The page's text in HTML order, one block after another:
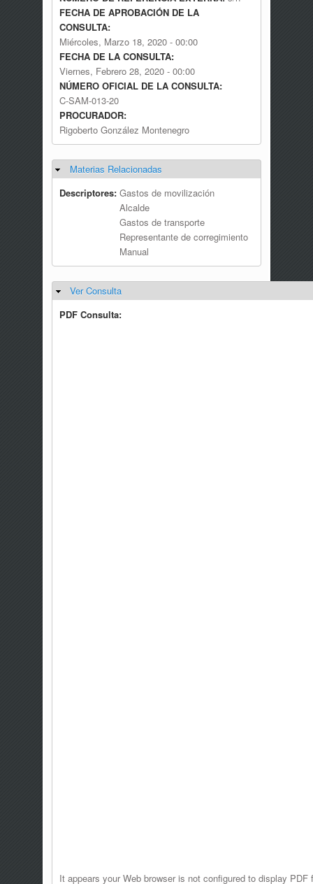
FECHA DE APROBACIÓN DE LA
CONSULTA:
Miércoles, Marzo 18, 2020 - 00:00
FECHA DE LA CONSULTA:
Viernes, Febrero 28, 2020 - 00:00
NÚMERO OFICIAL DE LA CONSULTA:
C-SAM-013-20
PROCURADOR:
Rigoberto González Montenegro
Ocultar
Materias Relacionadas
Descriptores: Gastos de movilización
Alcalde
Gastos de transporte
Representante de corregimiento
Manual
Ocultar
Ver Consulta
PDF Consulta:
It appears your Web browser is not configured to display